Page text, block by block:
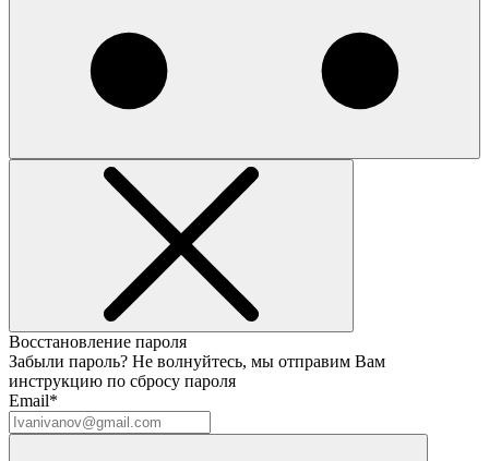
Восстановление пароля
Забыли пароль? Не волнуйтесь, мы отправим Вам
инструкцию по сбросу пароля
Email*